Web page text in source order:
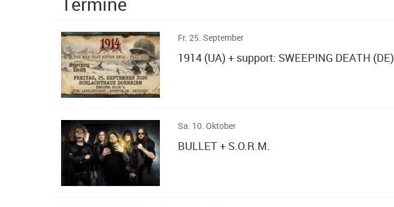
Fr. 25. September
1914 (UA) + support: SWEEPING DEATH (DE)
Sa. 10. Oktober
BULLET + S.O.R.M.